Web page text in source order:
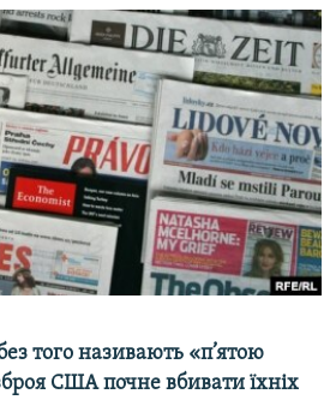
КРИМУ
того називають «п’ятою
США почне вбивати їхніх